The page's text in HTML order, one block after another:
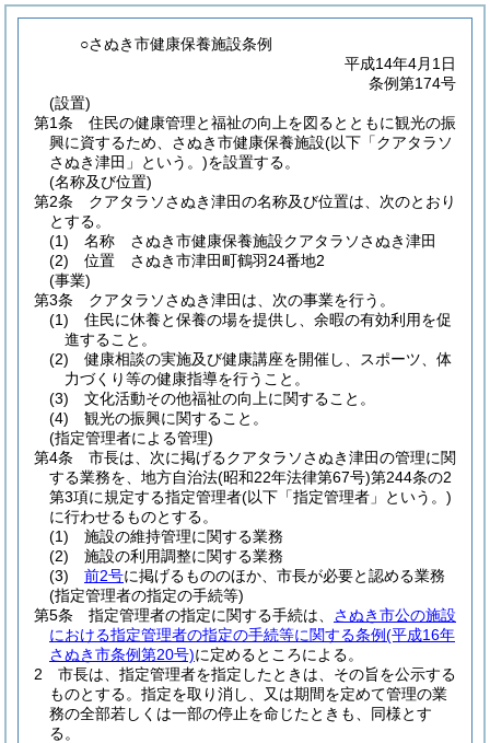
○さぬき市健康保養施設条例
平成14年4月1日
条例第174号
(設置)
第1条
住民の健康管理と福祉の向上を図るとともに観光の振
興に資するため、さぬき市健康保養施設(以下「クアタラソ
さぬき津田」という。)を設置する。
(名称及び位置)
第2条
クアタラソさぬき津田の名称及び位置は、次のとおり
とする。
(1)
名称 さぬき市健康保養施設クアタラソさぬき津田
(2)
位置 さぬき市津田町鶴羽24番地2
(事業)
第3条
クアタラソさぬき津田は、次の事業を行う。
(1)
住民に休養と保養の場を提供し、余暇の有効利用を促
進すること。
(2)
健康相談の実施及び健康講座を開催し、スポーツ、体
力づくり等の健康指導を行うこと。
(3)
文化活動その他福祉の向上に関すること。
(4)
観光の振興に関すること。
(指定管理者による管理)
第4条
市長は、次に掲げるクアタラソさぬき津田の管理に関
する業務を、地方自治法(昭和22年法律第67号)第244条の2
第3項に規定する指定管理者(以下「指定管理者」という。)
に行わせるものとする。
(1)
施設の維持管理に関する業務
(2)
施設の利用調整に関する業務
(3)
前2号に掲げるもののほか、市長が必要と認める業務
(指定管理者の指定の手続等)
第5条
指定管理者の指定に関する手続は、 さぬき市公の施設
における指定管理者の指定の手続等に関する条例(平成16年
さぬき市条例第20号)に定めるところによる。
2
市長は、指定管理者を指定したときは、その旨を公示する
ものとする。 指定を取り消し、又は期間を定めて管理の業
務の全部若しくは一部の停止を命じたときも、同様とす
る。